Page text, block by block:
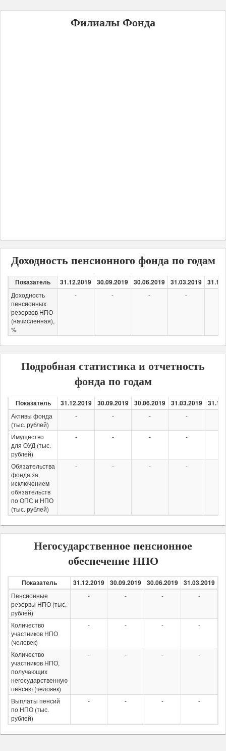
Филиалы Фонда
Доходность пенсионного фонда по годам
Показатель 31.12.2019 30.09.2019 30.06.2019 31.03.2019
Доходность
пенсионных
резервов НПО
(начисленная),
%
- - - -
Подробная статистика и отчетность
фонда по годам
Показатель 31.12.2019 30.09.2019 30.06.2019 31.03.2019
Активы фонда
(тыс. рублей)
- - - -
Имущество
для ОУД (тыс.
рублей)
- - - -
Обязательства
фонда за
исключением
обязательств
по ОПС и НПО
(тыс. рублей)
- - - -
Негосударственное пенсионное
обеспечение НПО
Показатель 31.12.2019 30.09.2019 30.06.2019 31.03.2019
Пенсионные
резервы НПО (тыс.
рублей)
- - - -
Количество
участников НПО
(человек)
- - - -
Количество
участников НПО,
получающих
негосударственную
пенсию (человек)
- - - -
Выплаты пенсий
по НПО (тыс.
рублей)
- - - -